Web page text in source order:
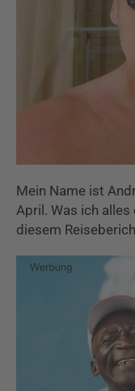
Mein Name ist
April. Was ich
diesem